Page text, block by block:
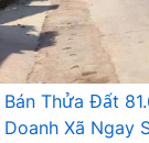
Bán Thửa Đất
Doanh Xã Ngay